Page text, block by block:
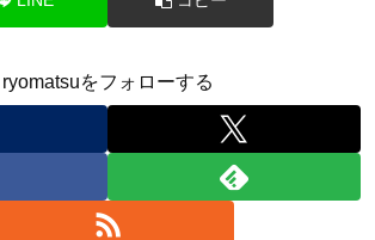
ryomatsuをフォローする